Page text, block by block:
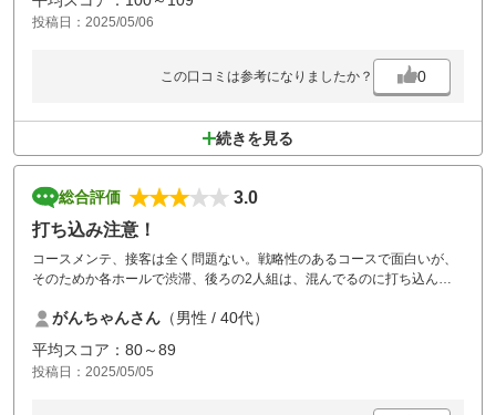
投稿日：2025/05/06
この口コミは参考になりましたか？ 0
続きを見る
総合評価
3.0
打ち込み注意！
コースメンテ、接客は全く問題ない。戦略性のあるコースで面白いが、
そのためか各ホールで渋滞、後ろの2人組は、混んでるのに打ち込んで
り待ち疲れた。
がんちゃんさん （男性 / 40代）
平均スコア：80～89
投稿日：2025/05/05